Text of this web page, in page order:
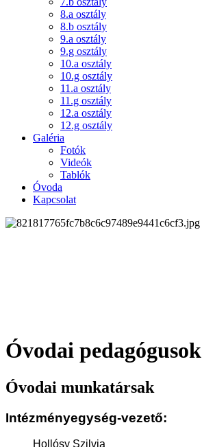
8.a osztály
8.b osztály
9.a osztály
9.g osztály
10.a osztály
10.g osztály
11.a osztály
11.g osztály
12.a osztály
12.g osztály
Galéria
Fotók
Videók
Tablók
Óvoda
Kapcsolat
Óvodai pedagógusok
Óvodai munkatársak
Intézményegység-vezető:
Hollósy Szilvia